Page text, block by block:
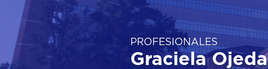
PROFESIONALES
Graciela Ojeda